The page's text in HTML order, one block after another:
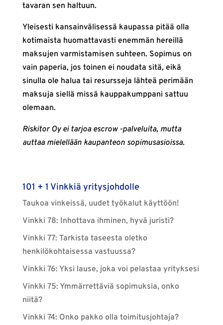
tavaran sen haltuun.
Yleisesti kansainvälisessä kaupassa pitää olla
kotimaista huomattavasti enemmän hereillä
maksujen varmistamisen suhteen. Sopimus on
vain paperia, jos toinen ei noudata sitä, eikä
sinulla ole halua tai resursseja lähteä perimään
maksuja siellä missä kauppakumppani sattuu
olemaan.
Riskitor Oy ei tarjoa escrow -palveluita, mutta
auttaa mielellään kaupanteon sopimusasioissa.
101 + 1 Vinkkiä yritysjohdolle
Taukoa vinkeissä, uudet työkalut käyttöön!
Vinkki 78: Inhottava ihminen, hyvä juristi?
Vinkki 77: Tarkista taseesta oletko
henkilökohtaisessa vastuussa?
Vinkki 76: Yksi lause, joka voi pelastaa yrityksesi
Vinkki 75: Ymmärrettäviä sopimuksia, onko
niitä?
Vinkki 74: Onko pakko olla toimitusjohtaja?